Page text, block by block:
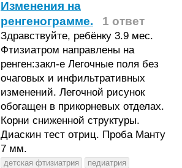
Изменения на
ренгенограмме.
1 ответ
Здравствуйте, ребёнку 3.9 мес.
Фтизиатром направлены на
ренген:закл-е Легочные поля без
очаговых и инфильтративных
изменений. Легочной рисунок
обогащен в прикорневых отделах.
Корни сниженной структуры.
Диаскин тест отриц. Проба Манту
7 мм.
детская фтизиатрия
педиатрия